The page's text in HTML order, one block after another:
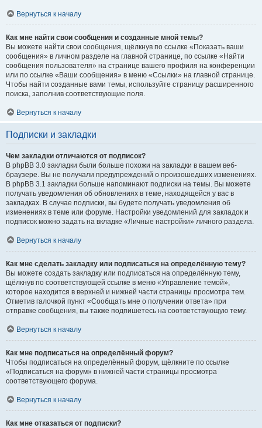
Вернуться к началу
Как мне найти свои сообщения и созданные мной темы?
Вы можете найти свои сообщения, щёлкнув по ссылке «Показать ваши
сообщения» в личном разделе на главной странице, по ссылке «Найти
сообщения пользователя» на странице вашего профиля на конференции
или по ссылке «Ваши сообщения» в меню «Ссылки» на главной странице.
Чтобы найти созданные вами темы, используйте страницу расширенного
поиска, заполнив соответствующие поля.
Вернуться к началу
Подписки и закладки
Чем закладки отличаются от подписок?
В phpBB 3.0 закладки были больше похожи на закладки в вашем веб-
браузере. Вы не получали предупреждений о произошедших изменениях.
В phpBB 3.1 закладки больше напоминают подписки на темы. Вы можете
получать уведомления об обновлениях в теме, находящейся у вас в
закладках. В случае подписки, вы будете получать уведомления об
изменениях в теме или форуме. Настройки уведомлений для закладок и
подписок можно задать на вкладке «Личные настройки» личного раздела.
Вернуться к началу
Как мне сделать закладку или подписаться на определённую тему?
Вы можете создать закладку или подписаться на определённую тему,
щёлкнув по соответствующей ссылке в меню «Управление темой»,
которое находится в верхней и нижней части страницы просмотра тем.
Отметив галочкой пункт «Сообщать мне о получении ответа» при
отправке сообщения, вы также подпишетесь на соответствующую тему.
Вернуться к началу
Как мне подписаться на определённый форум?
Чтобы подписаться на определённый форум, щёлкните по ссылке
«Подписаться на форум» в нижней части страницы просмотра
соответствующего форума.
Вернуться к началу
Как мне отказаться от подписки?